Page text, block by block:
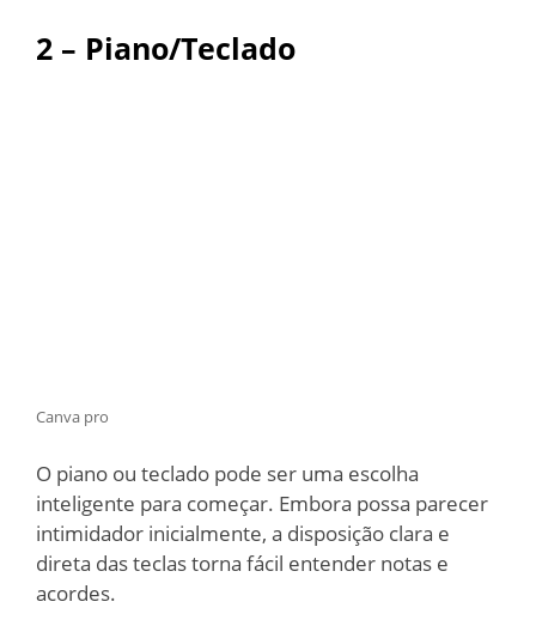
2 – Piano/Teclado
Canva pro
O piano ou teclado pode ser uma escolha
inteligente para começar. Embora possa parecer
intimidador inicialmente, a disposição clara e
direta das teclas torna fácil entender notas e
acordes.